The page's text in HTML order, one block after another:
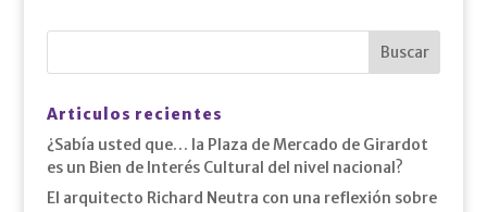
Articulos recientes
¿Sabía usted que… la Plaza de Mercado de Girardot
es un Bien de Interés Cultural del nivel nacional?
El arquitecto Richard Neutra con una reflexión sobre